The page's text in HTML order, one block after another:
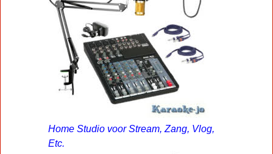
Home Studio voor Stream, Zang, Vlog,
Etc.